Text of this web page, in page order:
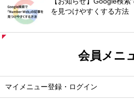
を見つけやすくする方法
会員メニ
マイメニュー登録・ログイン